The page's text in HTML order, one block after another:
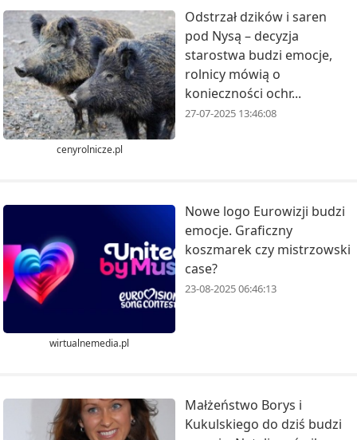
cenyrolnicze.pl
Odstrzał dzików i saren
pod Nysą – decyzja
starostwa budzi emocje,
rolnicy mówią o
konieczności ochr...
27-07-2025 13:46:08
wirtualnemedia.pl
Nowe logo Eurowizji budzi
emocje. Graficzny
koszmarek czy mistrzowski
case?
23-08-2025 06:46:13
Małżeństwo Borys i
Kukulskiego do dziś budzi